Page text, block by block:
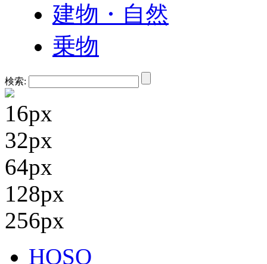
建物・自然
乗物
検索:
16px
32px
64px
128px
256px
HOSO